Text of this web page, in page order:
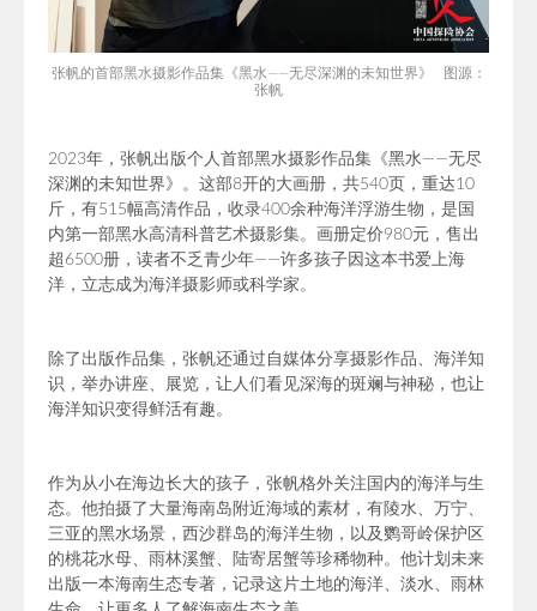
张帆的首部黑水摄影作品集《黑水——无尽深渊的未知世界》 图源：
张帆
2023年，张帆出版个人首部黑水摄影作品集 《黑水——无尽
深渊的未知世界》 。 这部8开的大画册，共540页，重达10
斤，有515幅高清作品， 收录400余种海洋浮游生物，是国
内第一部黑水高清科普艺术摄影集。画册定价980元，售出
超6500册，读者不乏青少年——许多孩子因这本书爱上海
洋，立志成为海洋摄影师或科学家。
除了出版作品集，张帆还通过自媒体分享摄影作品、海洋知
识，举办讲座、展览，让人们看见深海的斑斓与神秘，也让
海洋知识变得鲜活有趣。
作为从小在海边长大的孩子，张帆格外关注国内的海洋与生
态。他拍摄了大量海南岛附近海域的素材，有陵水、万宁、
三亚的黑水场景，西沙群岛的海洋生物，以及鹦哥岭保护区
的桃花水母、雨林溪蟹、陆寄居蟹等珍稀物种。他计划未来
出版一本海南生态专著，记录这片土地的海洋、淡水、雨林